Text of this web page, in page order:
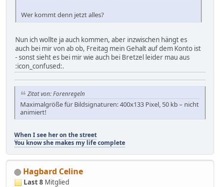
Wer kommt denn jetzt alles?
Nun ich wollte ja auch kommen, aber inzwischen hängt es
auch bei mir von ab ob, Freitag mein Gehalt auf dem Konto ist
- sonst sieht es bei mir wie auch bei Bretzel leider mau aus
:icon_confused:.
Zitat von: Forenregeln
Maximalgröße für Bildsignaturen: 400x133 Pixel, 50 kb – nicht
animiert!
When I see her on the street
You know she makes my life complete
Hagbard Celine
Last 8 Mitglied